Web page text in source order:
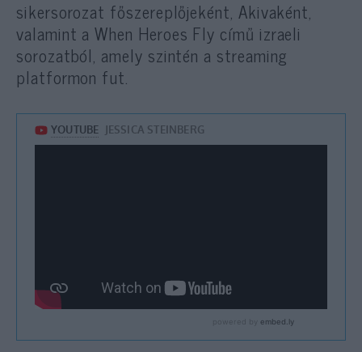
sikersorozat főszereplőjeként, Akivaként,
valamint a When Heroes Fly című izraeli
sorozatból, amely szintén a streaming
platformon fut.